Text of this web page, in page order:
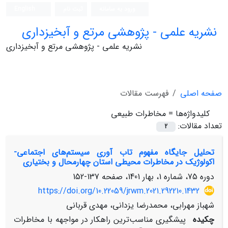
نشریه علمی - پژوهشی مرتع و آبخیزداری
نشریه علمی - پژوهشی مرتع و آبخیزداری
صفحه اصلی
فهرست مقالات
کلیدواژه‌ها = مخاطرات طبیعی
تعداد مقالات:
2
تحلیل جایگاه مفهوم تاب آوری سیستم‌های اجتماعی-
اکولوژیک در مخاطرات محیطی استان چهارمحال و بختیاری
دوره 75، شماره 1، بهار 1401، صفحه
137-152
https://doi.org/10.22059/jrwm.2021.292210.1432
شهباز مهرابی، محمدرضا یزدانی، مهدی قربانی
چکیده پیشگیری مناسب‌ترین راهکار در مواجهه با مخاطرات